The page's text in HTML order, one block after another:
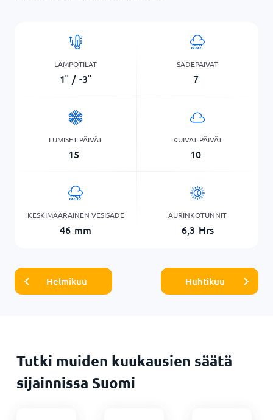
LÄMPÖTILAT
1° / -3°
SADEPÄIVÄT
7
LUMISET PÄIVÄT
15
KUIVAT PÄIVÄT
10
KESKIMÄÄRÄINEN VESISADE
46 mm
AURINKOTUNNIT
6,3 Hrs
Helmikuu Huhtikuu
Tutki muiden kuukausien säätä
sijainnissa Suomi